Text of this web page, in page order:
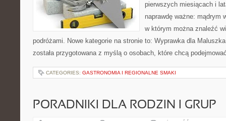
pierwszych miesiącach i
naprawdę ważne: mądrym
w którym można znaleźć
podróżami. Nowe kategorie na stronie to: Wyprawka dla
została przygotowana z myślą o osobach, które chcą
CATEGORIES: GASTRONOMIA I REGIONALNE SMAKI
PORADNIKI DLA RODZIN I GRUP